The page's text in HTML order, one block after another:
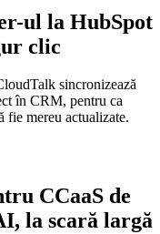
ul la HubSpot
clic
sincronizează
în CRM, pentru ca
fie mereu actualizate.
CCaaS de
la scară largă